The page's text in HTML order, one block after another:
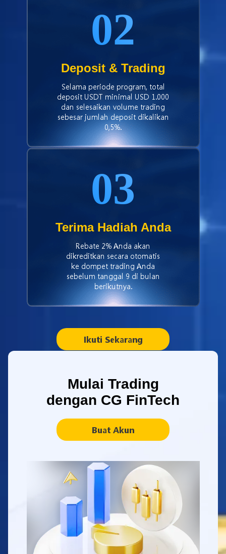
02
Deposit & Trading
Selama periode program, total
deposit USDT minimal USD 1.000
dan selesaikan volume trading
sebesar jumlah deposit dikalikan
0,5%.
03
Terima Hadiah Anda
Rebate 2% Anda akan
dikreditkan secara otomatis
ke dompet trading Anda
sebelum tanggal 9 di bulan
berikutnya.
Ikuti Sekarang
Mulai Trading
dengan CG FinTech
Buat Akun